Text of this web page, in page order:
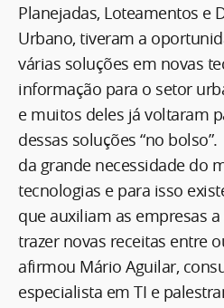
Planejadas, Loteamentos e
Urbano, tiveram a
várias soluções em novas
informação para o setor
e muitos deles já voltaram
dessas soluções “no
da grande necessidade do
tecnologias e para isso
que auxiliam as empresas
trazer novas receitas entre
afirmou Mário Aguilar,
especialista em TI e